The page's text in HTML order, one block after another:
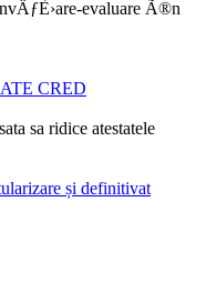
evaluare Ã®n
CRED
sa ridice atestatele
și definitivat